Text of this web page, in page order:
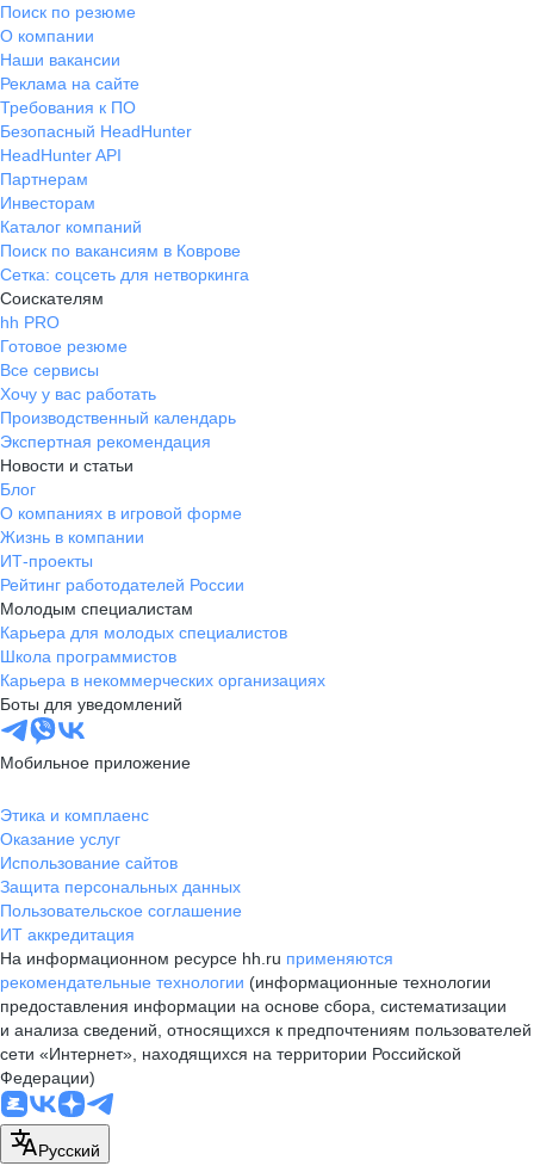
Поиск по резюме
О компании
Наши вакансии
Реклама на сайте
Требования к ПО
Безопасный HeadHunter
HeadHunter API
Партнерам
Инвесторам
Каталог компаний
Поиск по вакансиям в Коврове
Сетка: соцсеть для нетворкинга
Соискателям
hh PRO
Готовое резюме
Все сервисы
Хочу у вас работать
Производственный календарь
Экспертная рекомендация
Новости и статьи
Блог
О компаниях в игровой форме
Жизнь в компании
ИТ-проекты
Рейтинг работодателей России
Молодым специалистам
Карьера для молодых специалистов
Школа программистов
Карьера в некоммерческих организациях
Боты для уведомлений
Мобильное приложение
Этика и комплаенс
Оказание услуг
Использование сайтов
Защита персональных данных
Пользовательское соглашение
ИТ аккредитация
На информационном ресурсе hh.ru применяются
рекомендательные технологии (информационные технологии
предоставления информации на основе сбора, систематизации
и анализа сведений, относящихся к предпочтениям пользователей
сети «Интернет», находящихся на территории Российской
Федерации)
Русский